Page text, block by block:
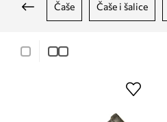
čaše čaše i šalice